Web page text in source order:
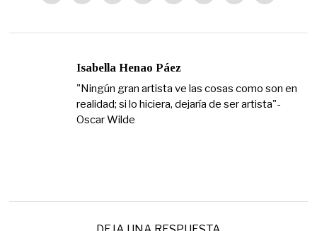
Isabella Henao Páez
"Ningún gran artista ve las cosas como son en
realidad; si lo hiciera, dejaría de ser artista"-
Oscar Wilde